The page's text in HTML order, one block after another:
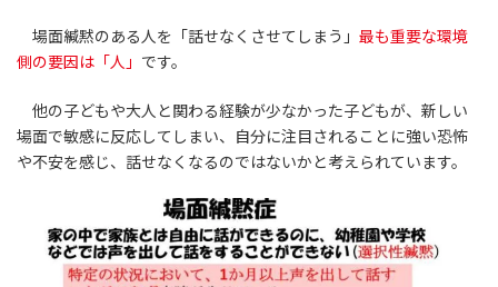
場面緘黙のある人を「話せなくさせてしまう」 最も重要な環境
側の要因は「人」 です。
他の子どもや大人と関わる経験が少なかった子どもが、新しい
場面で敏感に反応してしまい、自分に注目されることに強い恐怖
や不安を感じ、話せなくなるのではないかと考えられています。